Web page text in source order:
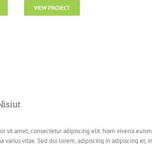
VIEW PROJECT
sit amet, consectetur adipiscing elit. Nam viverra
varius vitae. Sed dui lorem, adipiscing in adipiscing et,